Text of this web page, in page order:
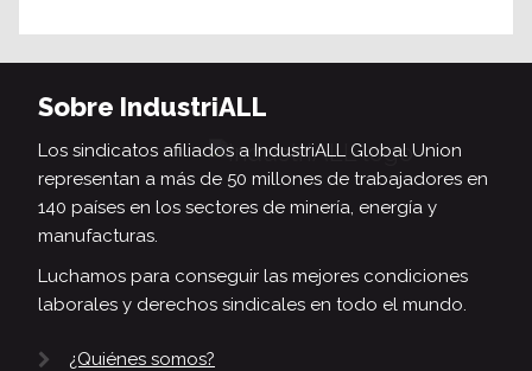
Sobre IndustriALL
Los sindicatos afiliados a IndustriALL Global Union
representan a más de 50 millones de trabajadores en
140 países en los sectores de minería, energía y
manufacturas.
Luchamos para conseguir las mejores condiciones
laborales y derechos sindicales en todo el mundo.
¿Quiénes somos?